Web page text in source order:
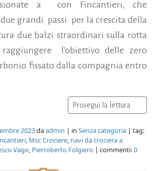
a con Fincantieri, che
grandi passi per la crescita della
due balzi straordinari sulla rotta
l'obiettivo delle zero
fissato dalla compagnia entro
Prosegui la lettura
2023daadmin | in Senza categoria | tag:
, Msc Crociere, navi da crociera a
Vago, Pierroberto Folgiero | commenti:0